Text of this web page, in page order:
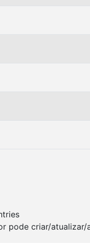
pode criar/